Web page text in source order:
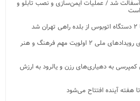
شد / عملیات ایمن‌سازی و نصب تابلو و
است
توسعه باغ هنر و برگزاری رویدادهای ملی ۲ اولویت مهم فرهنگ و هنر
کمپرسی به دهیاری‌های رزن و یالرود به ارزش
هفته آینده افتتاح می‌شود